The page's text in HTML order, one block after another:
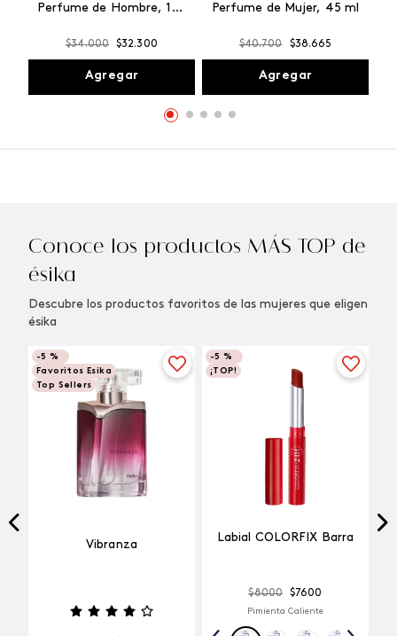
Perfume de Hombre, 100
$34.000 $32.300
Agregar
Perfume de Mujer, 45 ml
$40.700 $38.665
Agregar
Conoce los productos MÁS TOP de
ésika
Descubre los productos favoritos de las mujeres que eligen
ésika
-5 %
Favoritos Esika
Top Sellers
Vibranza
-5 %
¡TOP!
Labial COLORFIX Barra
$8000 $7600
Pimienta Caliente